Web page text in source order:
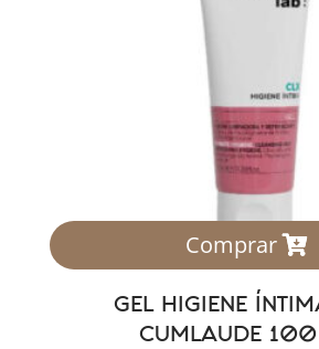
Comprar
GEL HIGIENE
CUMLAUDE